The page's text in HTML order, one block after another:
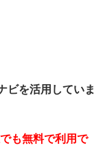
ビを活用していま
も無料で利用で